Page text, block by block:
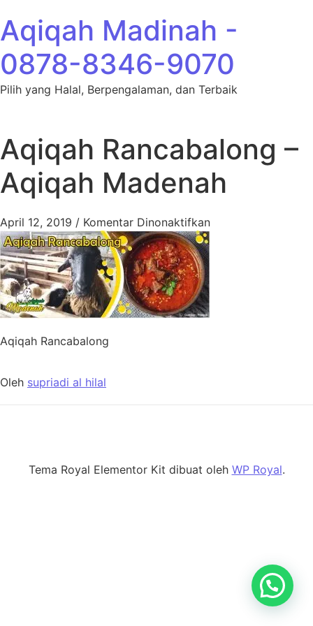
Aqiqah Madinah -
0878-8346-9070
Pilih yang Halal, Berpengalaman, dan Terbaik
Aqiqah Rancabalong –
Aqiqah Madenah
April 12, 2019 / Komentar Dinonaktifkanpada Aqiqah
Aqiqah Rancabalong
Oleh supriadi al hilal
Tema Royal Elementor Kit dibuat oleh WP Royal.